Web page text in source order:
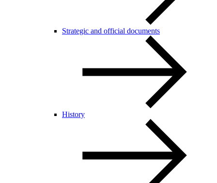
Strategic and official documents
History